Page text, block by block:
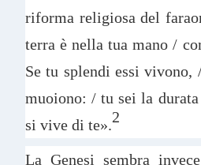
riforma religiosa del
terra è nella tua mano /
Se tu splendi essi vivono,
muoiono: / tu sei la
si vive di te».2
La Genesi sembra